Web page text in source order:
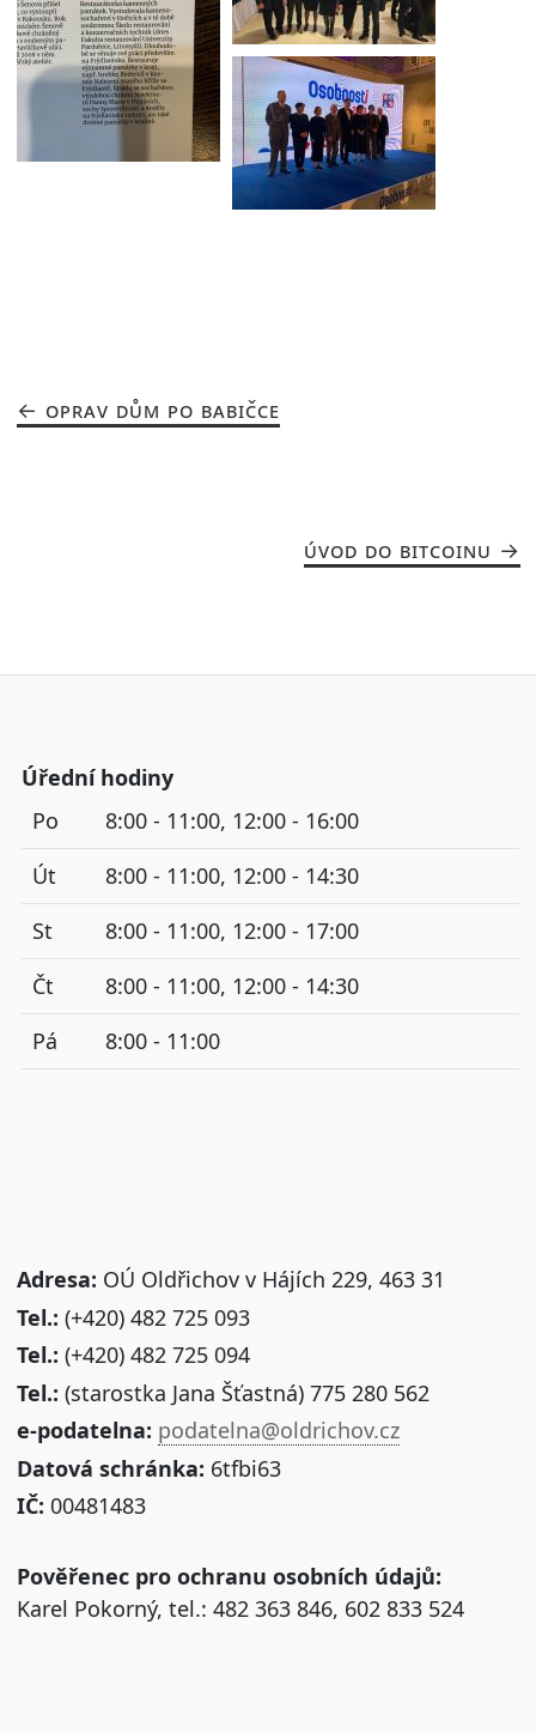
OPRAV DŮM PO BABIČCE
ÚVOD DO BITCOINU
Úřední hodiny
Po
8:00 - 11:00, 12:00 - 16:00
Út
8:00 - 11:00, 12:00 - 14:30
St
8:00 - 11:00, 12:00 - 17:00
Čt
8:00 - 11:00, 12:00 - 14:30
Pá
8:00 - 11:00
Adresa: OÚ Oldřichov v Hájích 229, 463 31
Tel.: (+420) 482 725 093
Tel.: (+420) 482 725 094
Tel.: (starostka Jana Šťastná) 775 280 562
e-podatelna: podatelna@oldrichov.cz
Datová schránka: 6tfbi63
IČ: 00481483
Pověřenec pro ochranu osobních údajů:
Karel Pokorný, tel.: 482 363 846, 602 833 524